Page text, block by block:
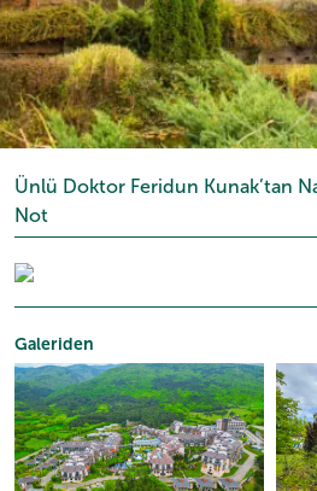
Galeriden
Ünlü Doktor Feridun Kunak’tan
Not